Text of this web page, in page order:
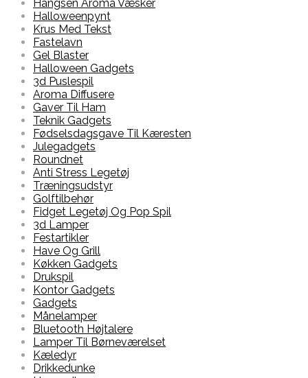
Hangsen Aroma Væsker
Halloweenpynt
Krus Med Tekst
Fastelavn
Gel Blaster
Halloween Gadgets
3d Puslespil
Aroma Diffusere
Gaver Til Ham
Teknik Gadgets
Fødselsdagsgave Til Kæresten
Julegadgets
Roundnet
Anti Stress Legetøj
Træningsudstyr
Golftilbehør
Fidget Legetøj Og Pop Spil
3d Lamper
Festartikler
Have Og Grill
Køkken Gadgets
Drukspil
Kontor Gadgets
Gadgets
Månelamper
Bluetooth Højtalere
Lamper Til Børneværelset
Kæledyr
Drikkedunke